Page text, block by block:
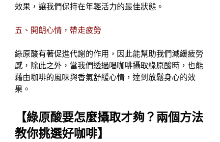
效果，讓我們保持在年輕活力的最佳狀態。
五、開朗心情，帶走疲勞
綠原酸有著促進代謝的作用，因此能幫助我們減緩疲勞
感，除此之外，當我們透過喝咖啡攝取綠原酸時，也能
藉由咖啡的風味與香氣舒緩心情，達到放鬆身心的效
果。
【綠原酸要怎麼攝取才夠？兩個方法
教你挑選好咖啡】